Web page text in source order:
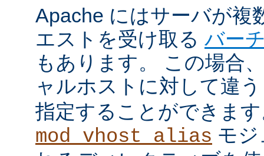
Apache にはサーバが複
エストを受け取る バー
もあります。 この場合
ャルホストに対して違
指定することができま
mod_vhost_alias モ